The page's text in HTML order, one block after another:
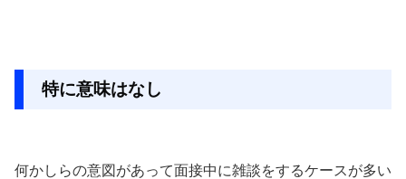
特に意味はなし
何かしらの意図があって面接中に雑談をするケースが多い